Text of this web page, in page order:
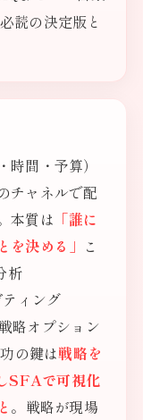
読の決定版と
間・予算）
チャネルで配
本質は 「誰に
決める」 こ
析
ィング
オプション
の鍵は戦略を
SFAで可視化
。戦略が現場